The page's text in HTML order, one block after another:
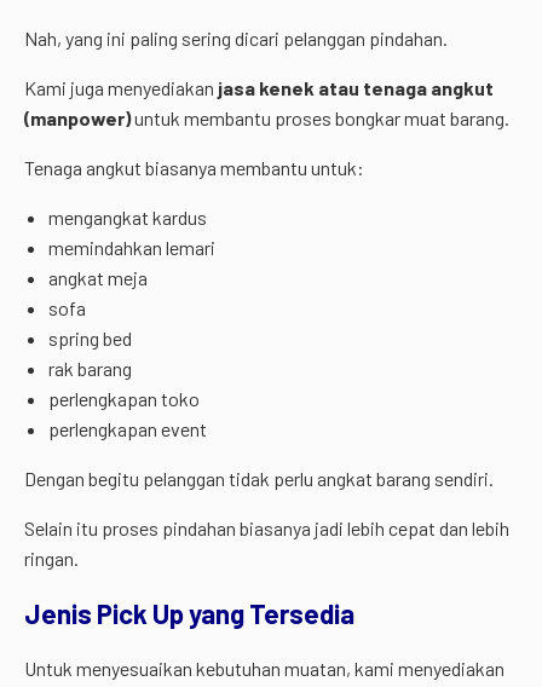
Nah, yang ini paling sering dicari pelanggan pindahan.
Kami juga menyediakan jasa kenek atau tenaga angkut
(manpower)untuk membantu proses bongkar muat barang.
Tenaga angkut biasanya membantu untuk:
mengangkat kardus
memindahkan lemari
angkat meja
sofa
spring bed
rak barang
perlengkapan toko
perlengkapan event
Dengan begitu pelanggan tidak perlu angkat barang sendiri.
Selain itu proses pindahan biasanya jadi lebih cepat dan lebih
ringan.
Jenis Pick Up yang Tersedia
Untuk menyesuaikan kebutuhan muatan, kami menyediakan